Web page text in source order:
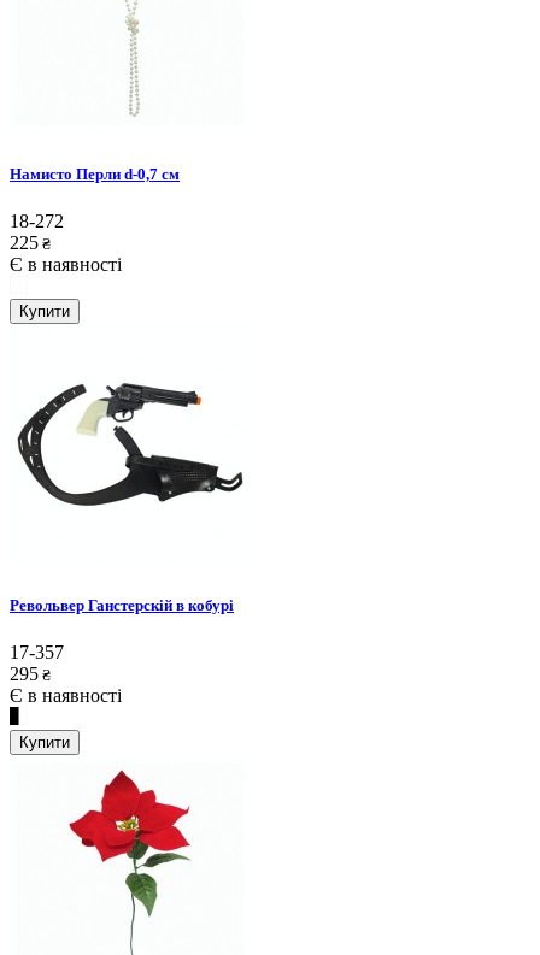
Намисто Перли d-0,7 см
18-272
225 ₴
Є в наявності
Купити
Револьвер Ганстерскій в кобурі
17-357
295 ₴
Є в наявності
Купити